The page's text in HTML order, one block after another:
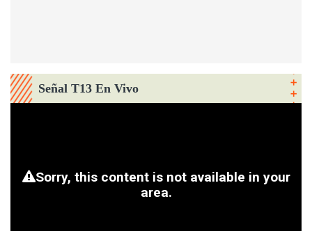
Señal T13 En Vivo